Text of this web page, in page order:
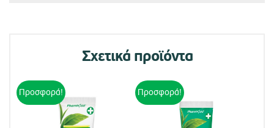
Σχετικά προϊόντα
Προσφορά! Προσφορά!